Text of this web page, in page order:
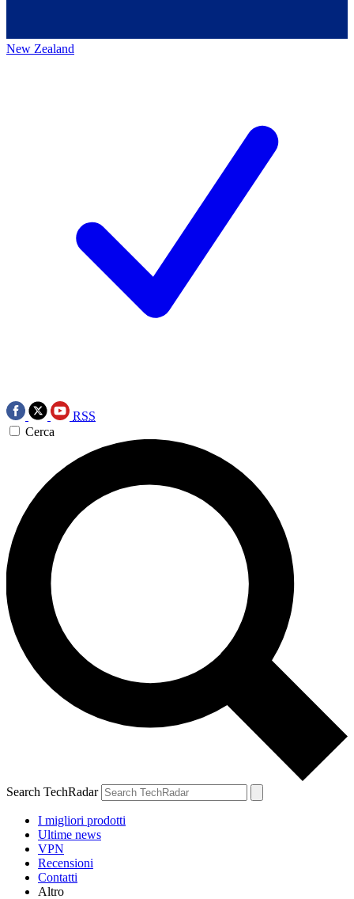
New Zealand
RSS
Cerca
Search TechRadar
I migliori prodotti
Ultime news
VPN
Recensioni
Contatti
Altro